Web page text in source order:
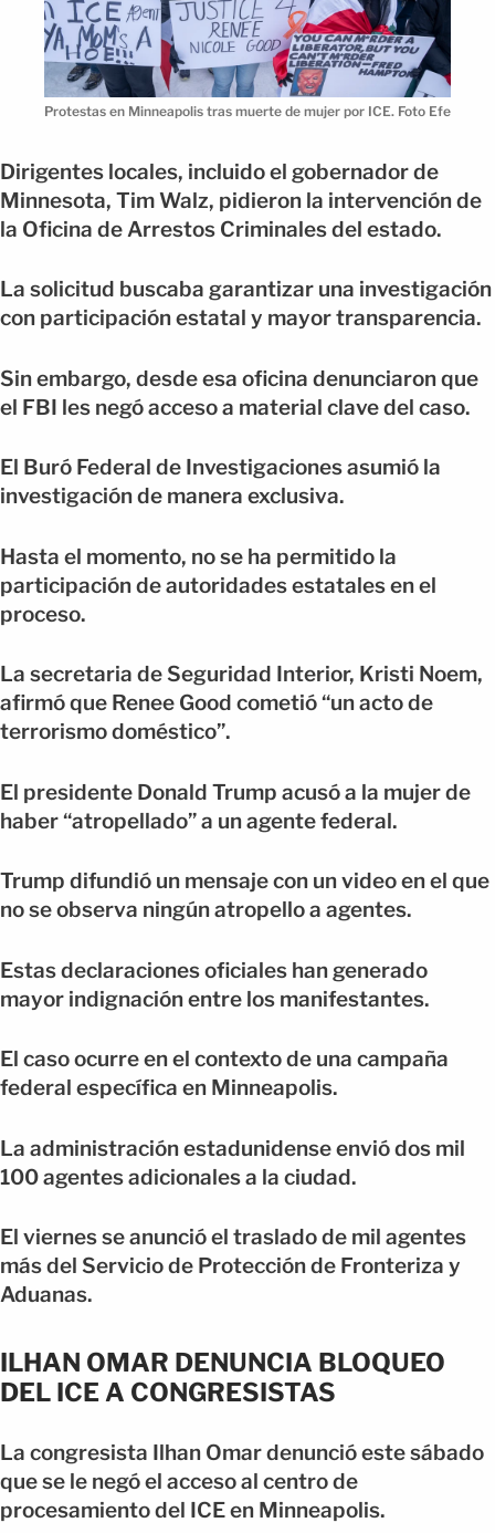
Protestas en Minneapolis tras muerte de mujer por ICE. Foto Efe
Dirigentes locales, incluido el gobernador de
Minnesota, Tim Walz, pidieron la intervención de
la Oficina de Arrestos Criminales del estado.
La solicitud buscaba garantizar una investigación
con participación estatal y mayor transparencia.
Sin embargo, desde esa oficina denunciaron que
el FBI les negó acceso a material clave del caso.
El Buró Federal de Investigaciones asumió la
investigación de manera exclusiva.
Hasta el momento, no se ha permitido la
participación de autoridades estatales en el
proceso.
La secretaria de Seguridad Interior, Kristi Noem,
afirmó que Renee Good cometió “un acto de
terrorismo doméstico”.
El presidente Donald Trump acusó a la mujer de
haber “atropellado” a un agente federal.
Trump difundió un mensaje con un video en el que
no se observa ningún atropello a agentes.
Estas declaraciones oficiales han generado
mayor indignación entre los manifestantes.
El caso ocurre en el contexto de una campaña
federal específica en Minneapolis.
La administración estadunidense envió dos mil
100 agentes adicionales a la ciudad.
El viernes se anunció el traslado de mil agentes
más del Servicio de Protección de Fronteriza y
Aduanas.
ILHAN OMAR DENUNCIA BLOQUEO
DEL ICE A CONGRESISTAS
La congresista Ilhan Omar denunció este sábado
que se le negó el acceso al centro de
procesamiento del ICE en Minneapolis.